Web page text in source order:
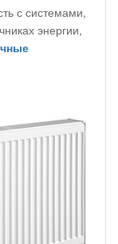
с системами,
энергии,